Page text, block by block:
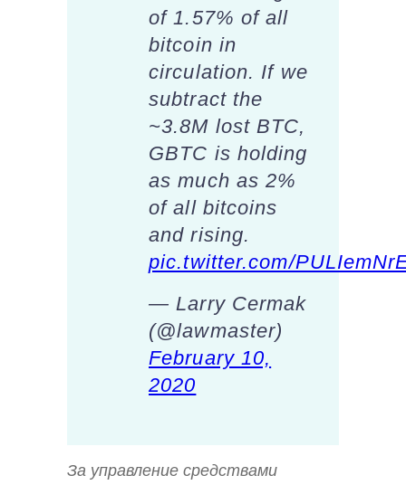
of 1.57% of all
bitcoin in
circulation. If we
subtract the
~3.8M lost BTC,
GBTC is holding
as much as 2%
of all bitcoins
and rising.
pic.twitter.com/
— Larry Cermak
(@lawmaster)
February 10,
2020
За управление средствами